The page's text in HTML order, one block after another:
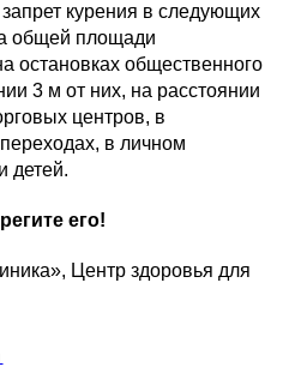
курения в следующих
общей площади
остановках общественного
3 м от них, на расстоянии
центров, в
в личном
детей.
его!
Центр здоровья для